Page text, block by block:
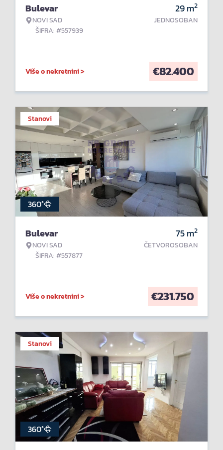
Bulevar
NOVI SAD
ŠIFRA: #557939
29m2
JEDNOSOBAN
Više o nekretnini > €82.400
Stanovi
360°
Bulevar
NOVI SAD
ŠIFRA: #557877
75m2
ČETVOROSOBAN
Više o nekretnini > €231.750
Stanovi
360°